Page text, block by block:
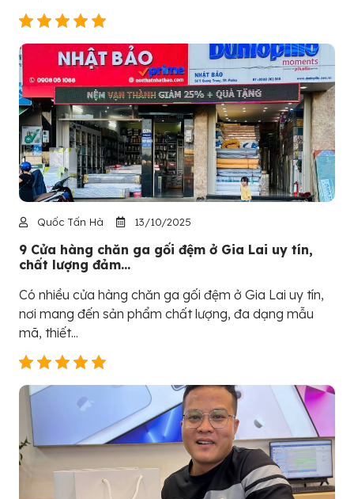
Quốc Tấn Hà 13/10/2025
9 Cửa hàng chăn ga gối đệm ở Gia Lai uy tín,
chất lượng đảm...
Có nhiều cửa hàng chăn ga gối đệm ở Gia Lai uy tín,
nơi mang đến sản phẩm chất lượng, đa dạng mẫu
mã, thiết...